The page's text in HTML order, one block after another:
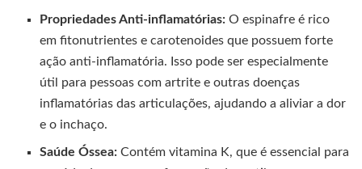
Propriedades Anti-inflamatórias: O espinafre é rico
em fitonutrientes e carotenoides que possuem forte
ação anti-inflamatória. Isso pode ser especialmente
útil para pessoas com artrite e outras doenças
inflamatórias das articulações, ajudando a aliviar a dor
e o inchaço.
Saúde Óssea: Contém vitamina K, que é essencial para